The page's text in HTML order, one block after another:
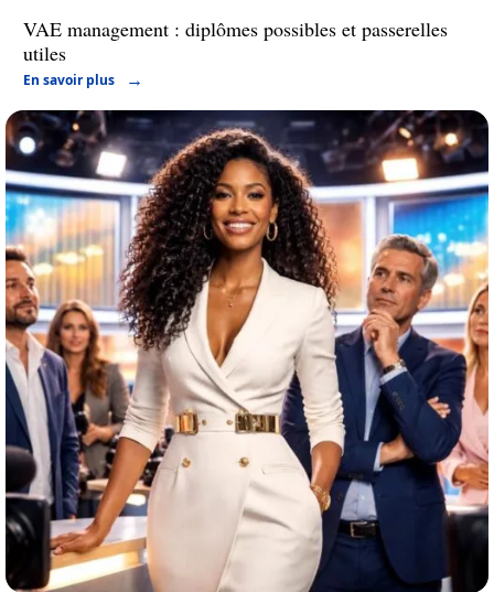
VAE management : diplômes possibles et passerelles
utiles
En savoir plus